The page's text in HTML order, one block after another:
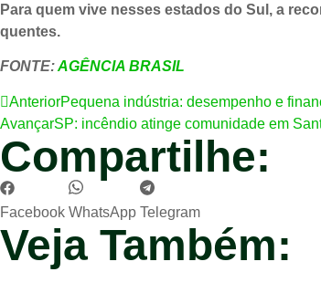
Para quem vive nesses estados do Sul, a
quentes.
FONTE:AGÊNCIA BRASIL
AnteriorPequena indústria: desempenho e
AvançarSP: incêndio atinge comunidade em
Compartilhe:
Facebook WhatsApp Telegram
Veja Também: